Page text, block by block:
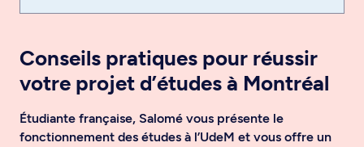
Conseils pratiques pour réussir
votre projet d’études à Montréal
Étudiante française, Salomé vous présente le
fonctionnement des études à l’UdeM et vous offre un